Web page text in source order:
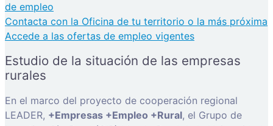
de empleo
Contacta con la Oficina de tu territorio o la más próxima
Accede a las ofertas de empleo vigentes
Estudio de la situación de las empresas
rurales
En el marco del proyecto de cooperación regional
LEADER, +Empresas +Empleo +Rural, el Grupo de